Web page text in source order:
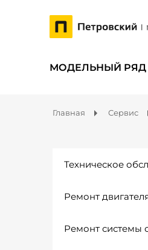
МОДЕЛЬНЫЙ РЯД
Главная Сервис
Техническое
Ремонт
Ремонт системы